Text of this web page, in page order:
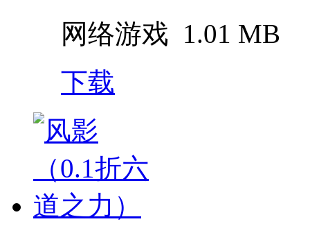
网络游戏 1.01 MB
下载